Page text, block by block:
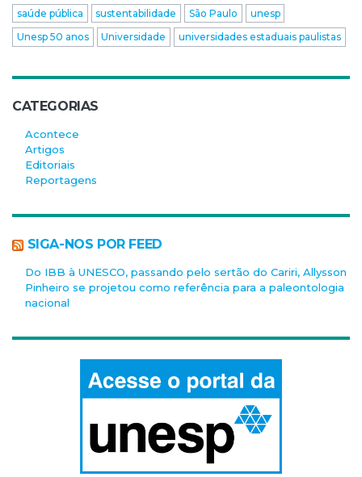
saúde pública
sustentabilidade São Paulo
unesp
Unesp 50 anos
Universidade universidades estaduais paulistas
CATEGORIAS
Acontece
Artigos
Editoriais
Reportagens
SIGA-NOS POR FEED
Do IBB à UNESCO, passando pelo sertão do Cariri, Allysson
Pinheiro se projetou como referência para a paleontologia
nacional